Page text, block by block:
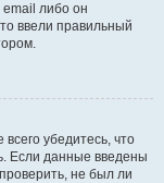
либо он
ввели правильный
убедитесь, что
Если данные введены
не был ли